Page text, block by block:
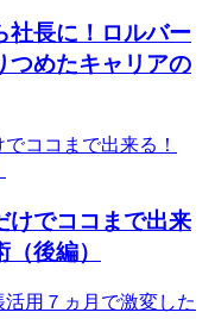
社長に！ロルバー
つめたキャリアの
けでココまで出来
後編）